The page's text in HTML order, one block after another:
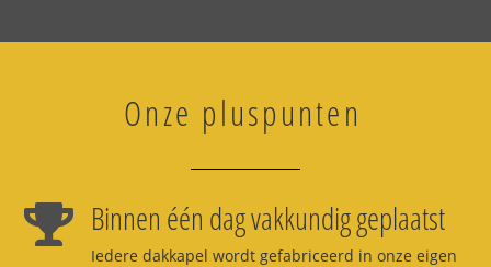
Onze pluspunten
Binnen één dag vakkundig geplaatst
Iedere dakkapel wordt gefabriceerd in onze eigen